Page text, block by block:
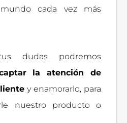
cada vez más
dudas podremos
la atención de
y enamorarlo, para
nuestro producto o